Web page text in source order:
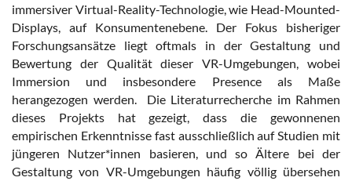
immersiver Virtual-Reality-Technologie, wie Head-Mounted-
Displays, auf Konsumentenebene. Der Fokus bisheriger
Forschungsansätze liegt oftmals in der Gestaltung und
Bewertung der Qualität dieser VR-Umgebungen, wobei
Immersion und insbesondere Presence als Maße
herangezogen werden. Die Literaturrecherche im Rahmen
dieses Projekts hat gezeigt, dass die gewonnenen
empirischen Erkenntnisse fast ausschließlich auf Studien mit
jüngeren Nutzer*innen basieren, und so Ältere bei der
Gestaltung von VR-Umgebungen häufig völlig übersehen